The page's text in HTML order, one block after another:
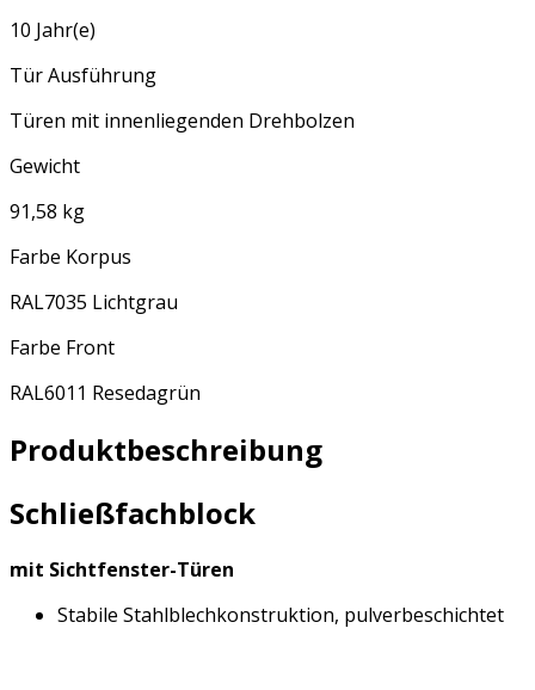
10 Jahr(e)
Tür Ausführung
Türen mit innenliegenden Drehbolzen
Gewicht
91,58 kg
Farbe Korpus
RAL7035 Lichtgrau
Farbe Front
RAL6011 Resedagrün
Produktbeschreibung
Schließfachblock
mit Sichtfenster-Türen
Stabile Stahlblechkonstruktion, pulverbeschichtet